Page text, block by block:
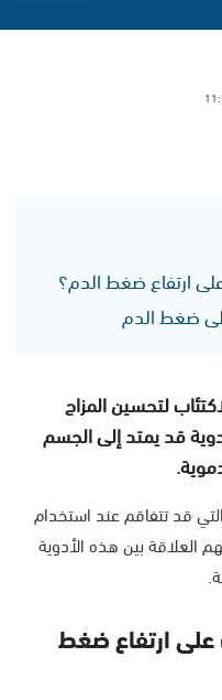
ارتفاع ضغط الدم؟
على ضغط الدم
لتحسين المزاج
قد يمتد إلى الجسم
قد تتفاقم عند استخدام
العلاقة بين هذه الأدوية
على ارتفاع ضغط